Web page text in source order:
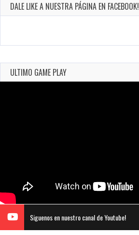
DALE LIKE A NUESTRA PÁGINA EN FACEBOOK!
ULTIMO GAME PLAY
Siguenos en nuestro canal de Youtube!